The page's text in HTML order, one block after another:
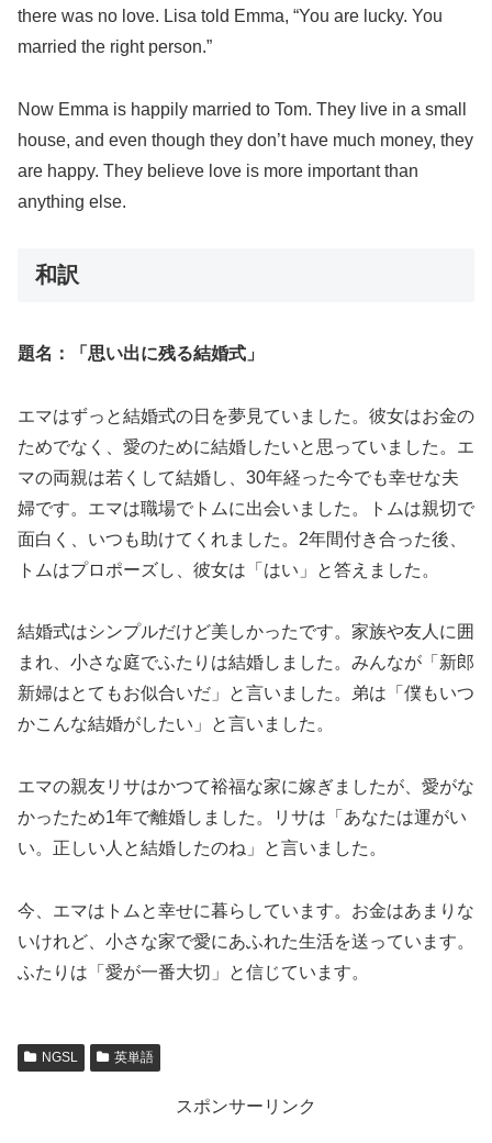
there was no love. Lisa told Emma, “You are lucky. You
married the right person.”
Now Emma is happily married to Tom. They live in a small
house, and even though they don’t have much money, they
are happy. They believe love is more important than
anything else.
和訳
題名：「思い出に残る結婚式」
エマはずっと結婚式の日を夢見ていました。彼女はお金の
ためでなく、愛のために結婚したいと思っていました。エ
マの両親は若くして結婚し、30年経った今でも幸せな夫
婦です。エマは職場でトムに出会いました。トムは親切で
面白く、いつも助けてくれました。2年間付き合った後、
トムはプロポーズし、彼女は「はい」と答えました。
結婚式はシンプルだけど美しかったです。家族や友人に囲
まれ、小さな庭でふたりは結婚しました。みんなが「新郎
新婦はとてもお似合いだ」と言いました。弟は「僕もいつ
かこんな結婚がしたい」と言いました。
エマの親友リサはかつて裕福な家に嫁ぎましたが、愛がな
かったため1年で離婚しました。リサは「あなたは運がい
い。正しい人と結婚したのね」と言いました。
今、エマはトムと幸せに暮らしています。お金はあまりな
いけれど、小さな家で愛にあふれた生活を送っています。
ふたりは「愛が一番大切」と信じています。
NGSL 英単語
スポンサーリンク